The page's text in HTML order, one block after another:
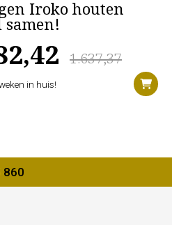
Iroko houten
1.637,37
in huis!
860